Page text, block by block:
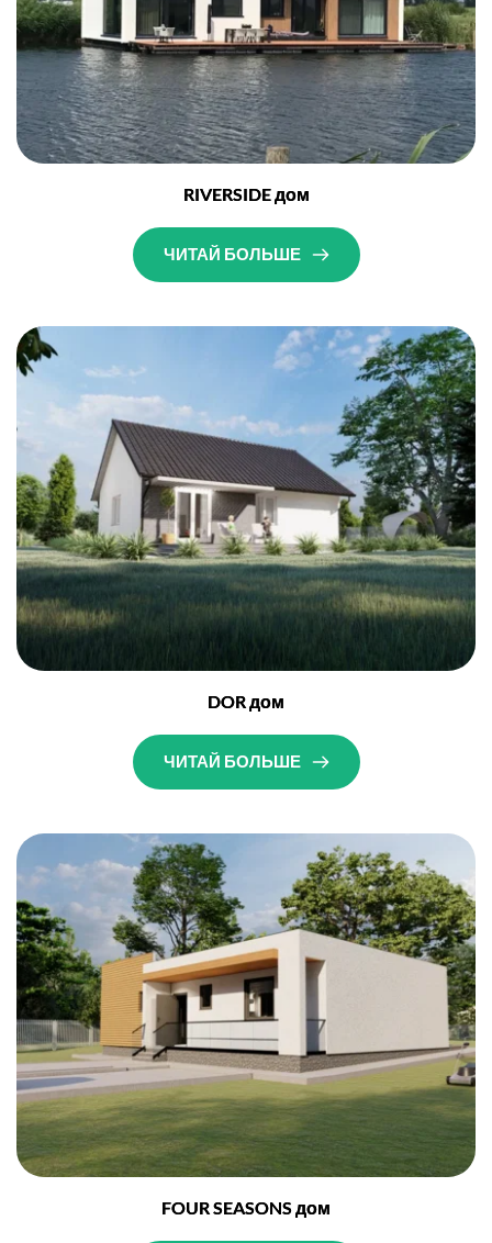
RIVERSIDE дом
ЧИТАЙ БОЛЬШЕ
DOR дом
ЧИТАЙ БОЛЬШЕ
FOUR SEASONS дом